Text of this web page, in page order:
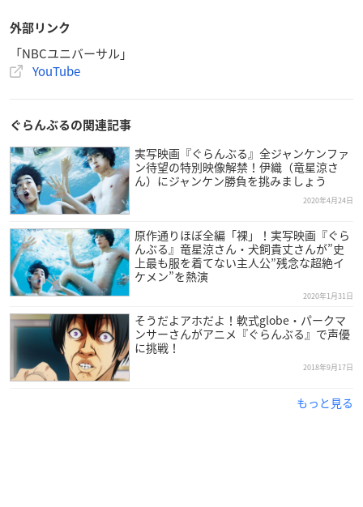
外部リンク
「NBCユニバーサル」
YouTube
ぐらんぶるの関連記事
実写映画『ぐらんぶる』全ジャンケンファ
ン待望の特別映像解禁！伊織（竜星涼さ
ん）にジャンケン勝負を挑みましょう
2020年4月24日
原作通りほぼ全編「裸」！実写映画『ぐら
んぶる』竜星涼さん・犬飼貴丈さんが”史
上最も服を着てない主人公”残念な超絶イ
ケメン”を熱演
2020年1月31日
そうだよアホだよ！軟式globe・パークマ
ンサーさんがアニメ『ぐらんぶる』で声優
に挑戦！
2018年9月17日
もっと見る